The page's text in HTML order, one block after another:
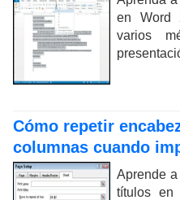
en Word
varios
Cómo repetir
columnas cuando
Aprende
títulos en